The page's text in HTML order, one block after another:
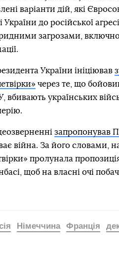
варіанти дій, які
до російської
загрозами,
України ініціював
через те, що
українських
запропонував
війна. За його словами,
пролунала
щоб на власні очі
Німеччина Франція